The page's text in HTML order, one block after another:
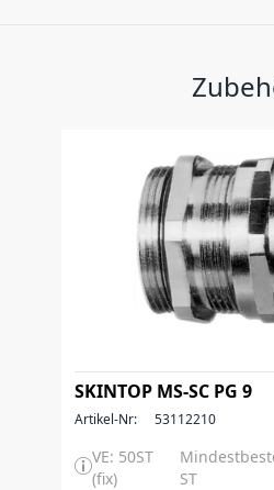
SKINTOP MS-SC PG 9
Artikel-Nr: 53112210
VE: 50ST
(fix)
ST